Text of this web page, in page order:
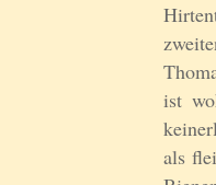
ist
als